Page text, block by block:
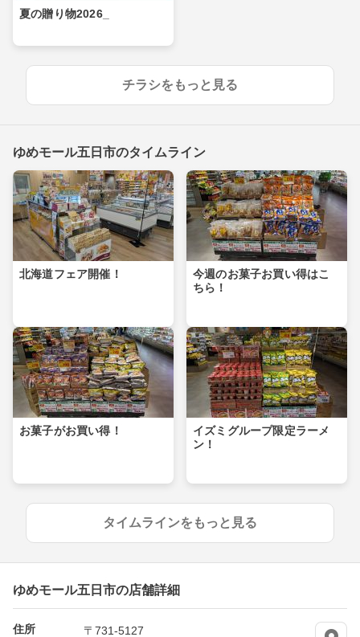
夏の贈り物2026_
チラシをもっと見る
ゆめモール五日市のタイムライン
北海道フェア開催！
今週のお菓子お買い得はこ
ちら！
お菓子がお買い得！
イズミグループ限定ラーメ
ン！
タイムラインをもっと見る
ゆめモール五日市の店舗詳細
住所
〒731-5127